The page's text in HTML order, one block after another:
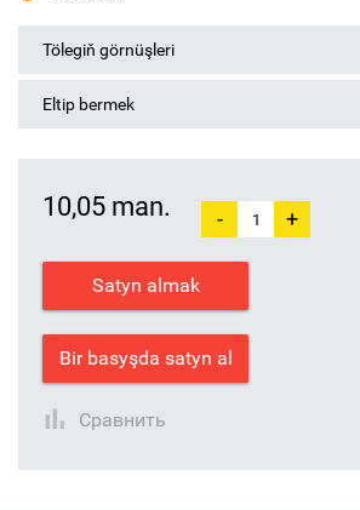
Tölegiň görnüşleri
Eltip bermek
10,05 man. - +
Satyn almak
Bir basyşda satyn al
Сравнить